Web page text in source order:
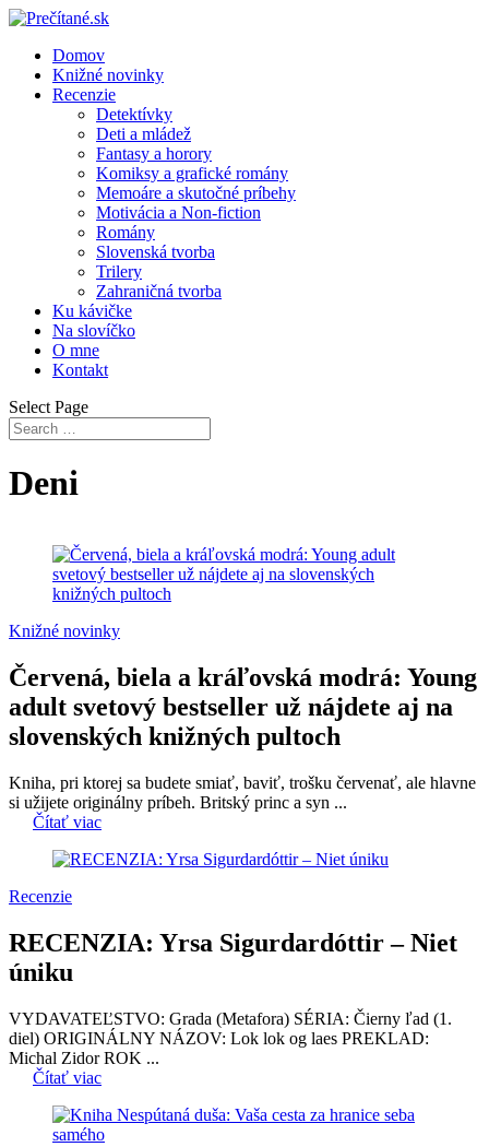
Domov
Knižné novinky
Recenzie
Detektívky
Deti a mládež
Fantasy a horory
Komiksy a grafické romány
Memoáre a skutočné príbehy
Motivácia a Non-fiction
Romány
Slovenská tvorba
Trilery
Zahraničná tvorba
Ku kávičke
Na slovíčko
O mne
Kontakt
Select Page
Deni
Knižné novinky
Červená, biela a kráľovská modrá: Young
adult svetový bestseller už nájdete aj na
slovenských knižných pultoch
Kniha, pri ktorej sa budete smiať, baviť, trošku červenať, ale hlavne
si užijete originálny príbeh. Britský princ a syn ...
Čítať viac
Recenzie
RECENZIA: Yrsa Sigurdardóttir – Niet
úniku
VYDAVATEĽSTVO: Grada (Metafora) SÉRIA: Čierny ľad (1.
diel) ORIGINÁLNY NÁZOV: Lok lok og laes PREKLAD:
Michal Zidor ROK ...
Čítať viac